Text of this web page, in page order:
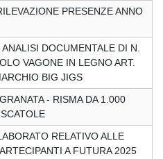
PRESENZE ANNO
DOCUMENTALE DI N.
VAGONE IN LEGNO ART.
BIG JIGS
- RISMA DA 1.000
RELATIVO ALLE
A FUTURA 2025